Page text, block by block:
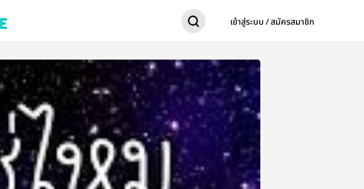
เข้าสู่ระบบ / สมัครสมาชิก